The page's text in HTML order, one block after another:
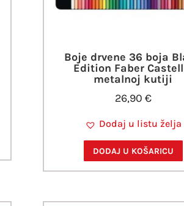
Boje drvene 36 boja
Edition Faber
metalnoj kutiji
26,90 €
Dodaj u listu želja
DODAJ U KOŠARICU